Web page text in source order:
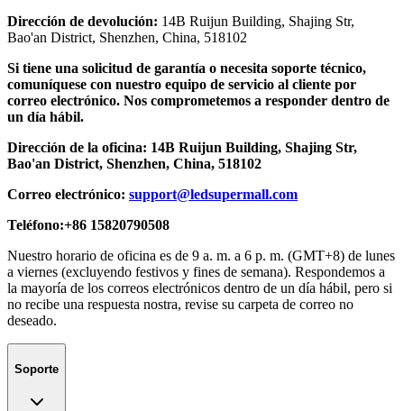
Dirección de devolución: 14B Ruijun Building, Shajing Str,
Bao'an District, Shenzhen, China, 518102
Si tiene una solicitud de garantía o necesita soporte técnico,
comuníquese con nuestro equipo de servicio al cliente por
correo electrónico. Nos comprometemos a responder dentro de
un día hábil.
Dirección de la oficina: 14B Ruijun Building, Shajing Str,
Bao'an District, Shenzhen, China, 518102
Correo electrónico: support@ledsupermall.com
Teléfono:+86 15820790508
Nuestro horario de oficina es de 9 a. m. a 6 p. m. (GMT+8) de lunes
a viernes (excluyendo festivos y fines de semana). Respondemos a
la mayoría de los correos electrónicos dentro de un día hábil, pero si
no recibe una respuesta nostra, revise su carpeta de correo no
deseado.
Soporte